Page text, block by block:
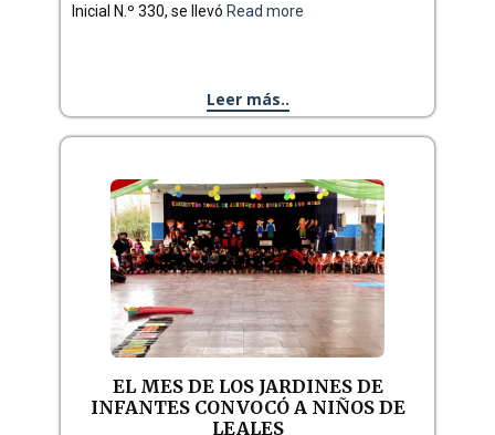
Inicial N.º 330, se llevó Read more
Leer más..
EL MES DE LOS JARDINES DE
INFANTES CONVOCÓ A NIÑOS DE
LEALES